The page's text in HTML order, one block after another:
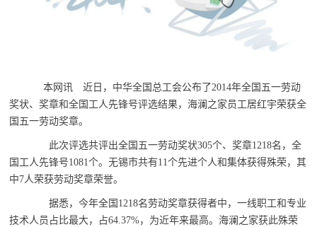
本网讯 近日，中华全国总工会公布了2014年全国五一劳动
奖状、奖章和全国工人先锋号评选结果，海澜之家员工居红宇荣获全
国五一劳动奖章。
此次评选共评出全国五一劳动奖状305个、奖章1218名，全
国工人先锋号1081个。无锡市共有11个先进个人和集体获得殊荣，其
中7人荣获劳动奖章荣誉。
据悉，今年全国1218名劳动奖章获得者中，一线职工和专业
技术人员占比最大，占64.37%，为近年来最高。海澜之家获此殊荣